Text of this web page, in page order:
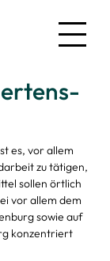
es, vor allem
zu tätigen,
sollen örtlich
vor allem dem
sowie auf
konzentriert